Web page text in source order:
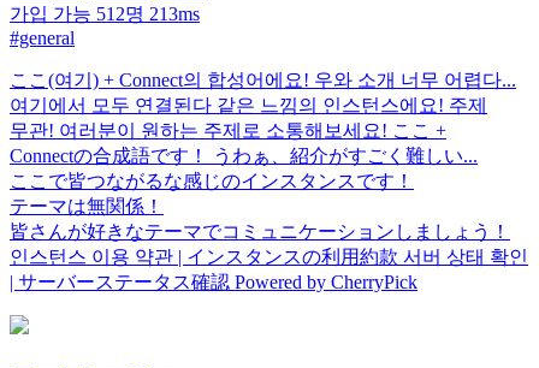
가입 가능 512명 213ms
#general
ここ(여기) + Connect의 합성어에요! 우와 소개 너무 어렵다...
여기에서 모두 연결된다 같은 느낌의 인스턴스에요! 주제
무관! 여러분이 원하는 주제로 소통해보세요! ここ +
Connectの合成語です！ うわぁ、紹介がすごく難しい...
ここで皆つながるな感じのインスタンスです！
テーマは無関係！
皆さんが好きなテーマでコミュニケーションしましょう！
인스턴스 이용 약관 | インスタンスの利用約款 서버 상태 확인
| サーバーステータス確認 Powered by CherryPick